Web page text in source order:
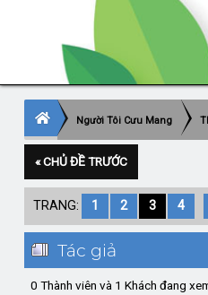
Người Tôi Cưu Mang
« CHỦ ĐỀ TRƯỚC
TRANG: 1 2 3 4
Tác giả
0 Thành viên và 1 Khách đang